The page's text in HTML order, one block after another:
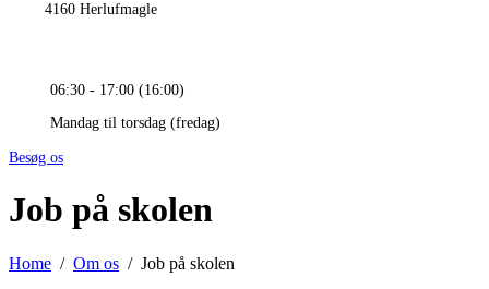
4160 Herlufmagle
06:30 - 17:00 (16:00)
Mandag til torsdag (fredag)
Besøg os
Job på skolen
Home Om os
Job på skolen